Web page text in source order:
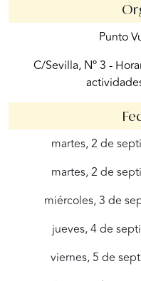
Punto
C/Sevilla, Nº 3 -
martes, 2 de
martes, 2 de
miércoles, 3 de
jueves, 4 de
viernes, 5 de